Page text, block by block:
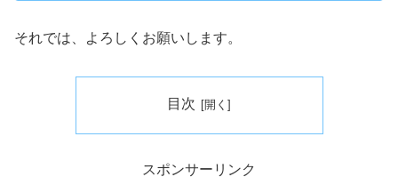
それでは、よろしくお願いします。
目次
スポンサーリンク